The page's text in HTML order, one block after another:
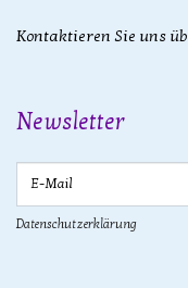
Kontaktieren Sie uns
Newsletter
Datenschutzerklärung